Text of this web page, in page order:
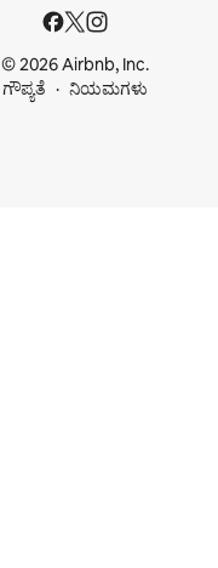
© 2026 Airbnb, Inc.
ಗೌಪ್ಯತೆ
ನಿಯಮಗಳು